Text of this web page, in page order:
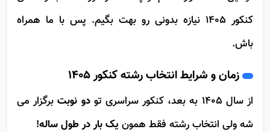
تو این مقاله قراره تمام اونچه که در مورد انتخاب رشته ی
زمان و شرایط انتخاب رشته کنکور 1405
از سال 1405 به بعد، کنکور سراسری تو دو نوبتبرگزار می